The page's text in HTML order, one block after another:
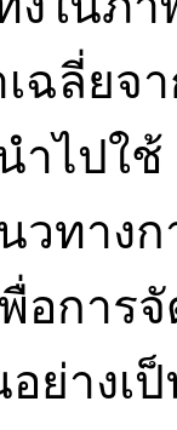
เฉลี่ย
ำไปใ
วทาง
อการ
อย่าง